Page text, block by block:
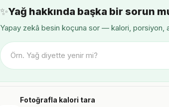
✨Yağ hakkında başka bir sorun
Yapay zekâ besin koçuna sor — kalori, porsiyon,
Fotoğrafla kalori tara